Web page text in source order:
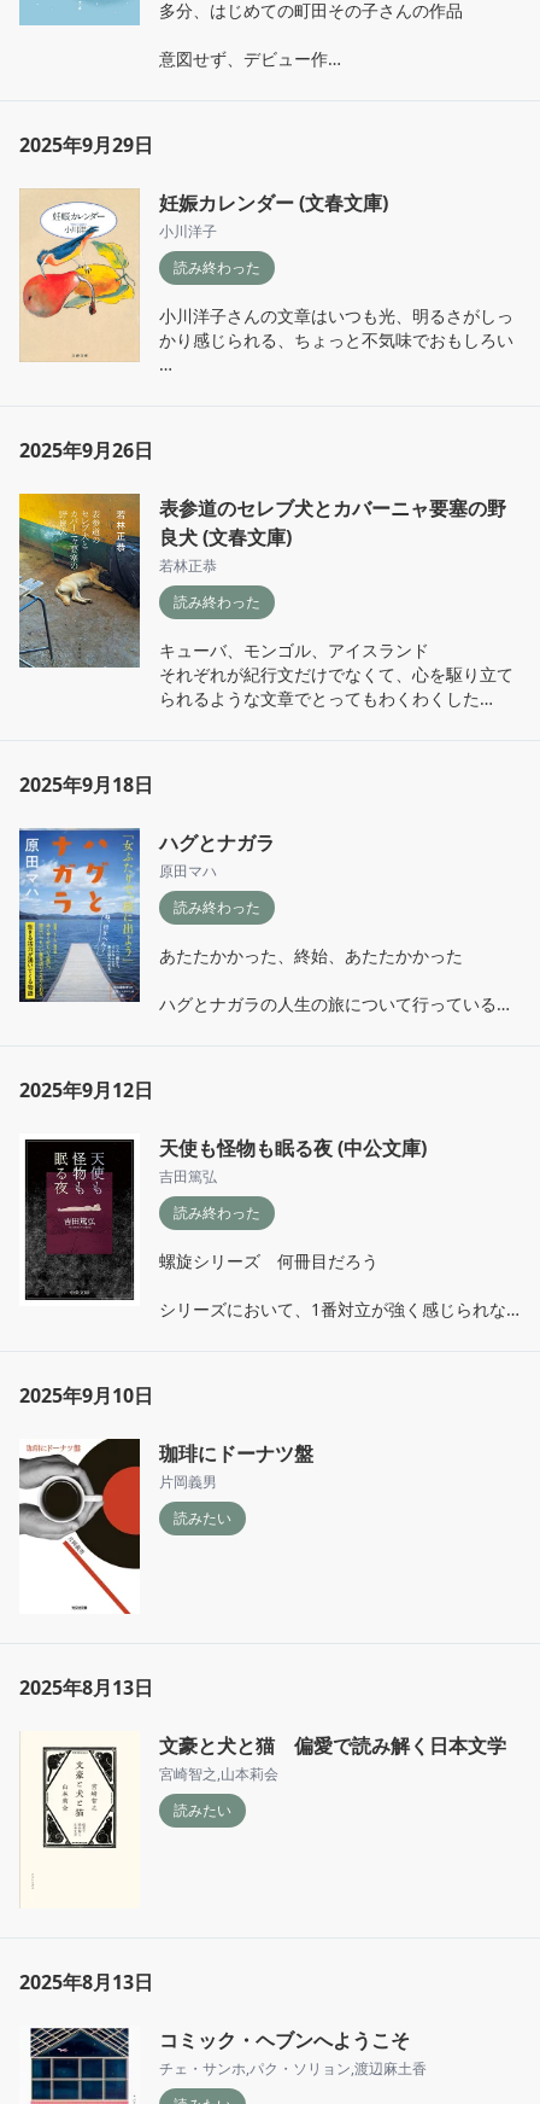
多分、はじめての町田その子さんの作品
意図せず、デビュー作
りひとりに
思いを寄せられる作品だった。
生きづらいをかかえて
‘ここではないどこか’へむかうひと
みんなの覚悟を痛く感じた
2025年9月29日
妊娠カレンダー (文春文庫)
小川洋子
読み終わった
小川洋子さんの文章はいつも光、明るさがしっ
かり感じられる、ちょっと不気味でおもしろい
- 恋人からの電話が切れた後受話器を握った掌
の中を真夜中が通り過ぎてゆく音.....。(p79.l9)
2025年9月26日
表参道のセレブ犬とカバーニャ要塞の野
良犬 (文春文庫)
若林正恭
読み終わった
キューバ、モンゴル、アイスランド
それぞれが紀行文だけでなくて、心を駆り立て
られるような文章でとってもわくわくした
葛藤、
たくさんの心の吐露が
読んでいてなんだか心地よかった
った
- 馬頭琴(ばとうきん)
2025年9月18日
ハグとナガラ
原田マハ
読み終わった
あたたかかった、終始、あたたかかった
ハグとナガラの人生の旅について行っているよ
まだまだはじめるのに余裕があるな、たのしみ
だなと思った🦆
-人生を、もっと足掻こう
をしている。(p34.l5)
2025年9月12日
天使も怪物も眠る夜 (中公文庫)
吉田篤弘
読み終わった
螺旋シリーズ　何冊目だろう
シリーズにおいて、1番対立が強く感じられな
とにかく登場人物が多くて何回も相関図に戻っ
た、ありがたかった笑
つぎはどこにしよう〜
2025年9月10日
珈琲にドーナツ盤
片岡義男
読みたい
2025年8月13日
文豪と犬と猫 偏愛で読み解く日本文学
宮崎智之,山本莉会
読みたい
2025年8月13日
コミック・ヘブンへようこそ
チェ・サンホ,パク・ソリョン,渡辺麻土香